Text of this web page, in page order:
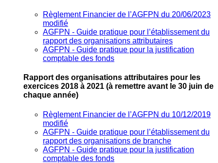
Règlement Financier de l’AGFPN du 20/06/2023
modifié
AGFPN ‐ Guide pratique pour l’établissement du
rapport des organisations attributaires
AGFPN ‐ Guide pratique pour la justification
comptable des fonds
Rapport des organisations attributaires pour les
exercices 2018 à 2021 (à remettre avant le 30 juin de
chaque année)
Règlement Financier de l’AGFPN du 10/12/2019
modifié
AGFPN ‐ Guide pratique pour l’établissement du
rapport des organisations de branche
AGFPN ‐ Guide pratique pour la justification
comptable des fonds